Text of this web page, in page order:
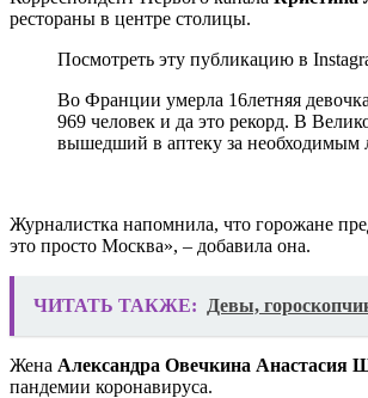
рестораны в центре столицы.
Посмотреть эту публикацию в
Во Франции умерла 16летняя
969 человек и да это рекорд. В
вышедший в аптеку за необходимым
Журналистка напомнила, что горожане
это просто Москва», – добавила она.
ЧИТАТЬ ТАКЖЕ: Девы,
Жена Александра Овечкина Анастасия
пандемии коронавируса.